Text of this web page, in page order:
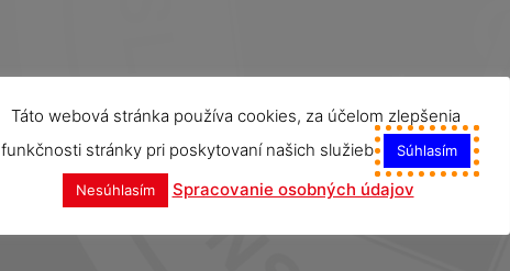
Táto webová stránka používa cookies, za účelom zlepšenia
funkčnosti stránky pri poskytovaní našich služieb
Súhlasím
Nesúhlasím Spracovanie osobných údajov